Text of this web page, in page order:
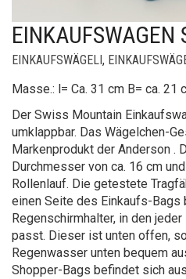
EINKAUFSWAGEN
EINKAUFSWÄGELI,
Masse.: l= Ca. 31 cm B= ca. 21
Der Swiss Mountain
umklappbar. Das Wägelchen-
Markenprodukt der Anderson .
Durchmesser von ca. 16 cm
Rollenlauf. Die getestete
einen Seite des Einkaufs-Bags
Regenschirmhalter, in den
passt. Dieser ist unten offen,
Regenwasser unten bequem
Shopper-Bags befindet sich